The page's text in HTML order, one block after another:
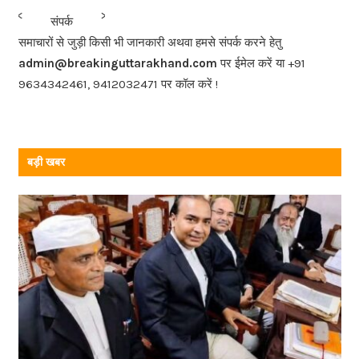
b
o
o
k
<<< संपर्क
>>>
समाचारों से जुड़ी किसी भी जानकारी अथवा हमसे संपर्क करने हेतु
admin@breakinguttarakhand.com पर ईमेल करें या +91
9634342461, 9412032471 पर कॉल करें !
बड़ी खबर